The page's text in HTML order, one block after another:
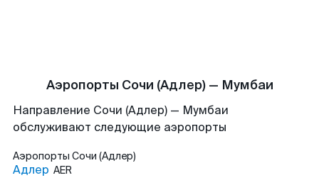
Аэропорты Сочи (Адлер) — Мумбаи
Направление Сочи (Адлер) — Мумбаи
обслуживают следующие аэропорты
Аэропорты Сочи (Адлер)
Адлер AER